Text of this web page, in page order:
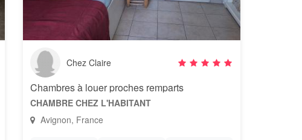
Chez Claire
Chambres à louer proches remparts
CHAMBRE CHEZ L'HABITANT
Avignon, France